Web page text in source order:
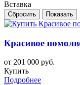
Вставка
Красивое
от 201 000 руб.
Купить
Подробнее